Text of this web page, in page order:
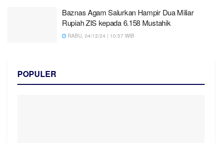
Baznas Agam Salurkan Hampir Dua Miliar
Rupiah ZIS kepada 6.158 Mustahik
RABU, 04/12/24 | 10:57 WIB
POPULER